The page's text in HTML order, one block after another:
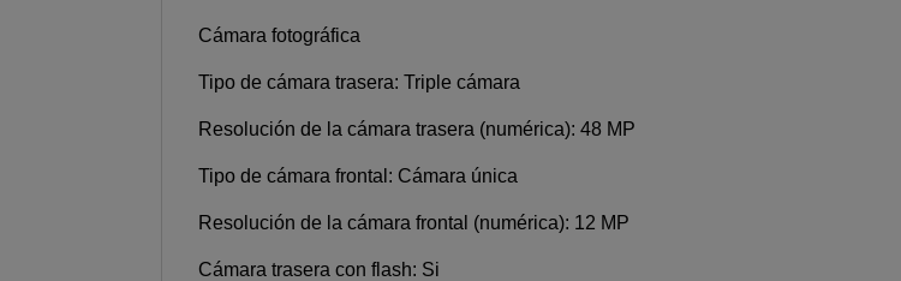
Cámara fotográfica
Tipo de cámara trasera: Triple cámara
Resolución de la cámara trasera (numérica): 48 MP
Tipo de cámara frontal: Cámara única
Resolución de la cámara frontal (numérica): 12 MP
Cámara trasera con flash: Si